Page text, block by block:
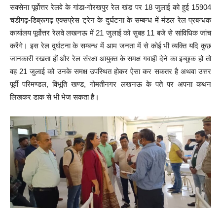
सक्सेना पूर्वोत्तर रेलवे के गांडा-गोरखपुर रेल खंड पर 18 जुलाई को हुई 15904
चंडीगढ़-डिब्रूगढ़ एक्सप्रेस ट्रेन के दुर्घटना के सम्बन्ध में मंडल रेल प्रबन्धक
कार्यालय पूर्वोत्तर रेलवे लखनऊ में 21 जुलाई को सुबह 11 बजे से सांविधिक जांच
करेंगे। इस रेल दुर्घटना के सम्बन्ध में आम जनता में से कोई भी व्यक्ति यदि कुछ
जानकारी रखता हों और रेल संरक्षा आयुक्त के समक्ष गवाही देने का इच्छुक हो तो
वह 21 जुलाई को उनके समक्ष उपस्थित होकर ऐसा कर सकतर है अथवा उत्तर
पूर्वी परिमण्डल, विभूति खण्ड, गोमतीनगर लखनऊ के पते पर अपना कथन
लिखकर डाक से भी भेज सकता है।